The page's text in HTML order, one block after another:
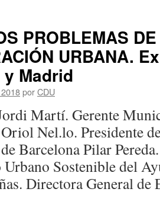
PROBLEMAS
URBANA.
Madrid
porCDU
Martí. Gerente
Nel.lo. Presidente
Barcelona Pilar
Sostenible del
Directora General